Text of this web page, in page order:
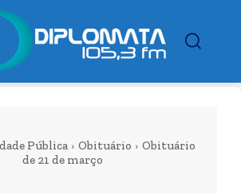
Pública Obituário
Obituário
de 21 de março